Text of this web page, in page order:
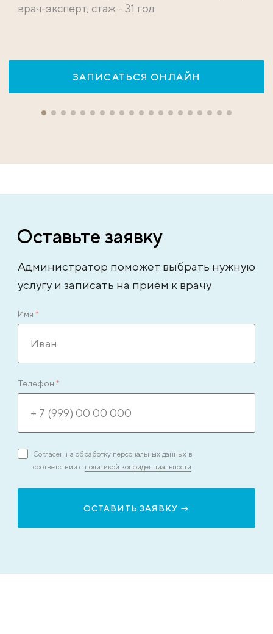
врач-эксперт, стаж - 31 год
ЗАПИСАТЬСЯ ОНЛАЙН
Оставьте заявку
Администратор поможет выбрать нужную
услугу и записать на приём к врачу
Имя *
Телефон *
Согласен на обработку персональных данных в
соответствии с политикой конфиденциальности